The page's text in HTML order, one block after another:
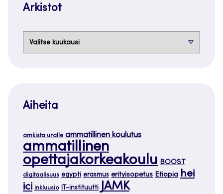
Arkistot
Aiheita
amkista uralle ammatillinen koulutus
ammatillinen
opettajakorkeakoulu BOOST
digitaalisuus egypti erasmus erityisopetus Etiopia hei
ici inkluusio IT-instituutti JAMK